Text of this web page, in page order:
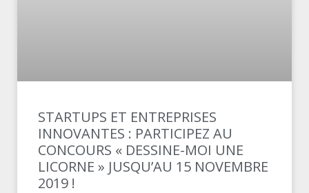
STARTUPS ET ENTREPRISES
INNOVANTES : PARTICIPEZ AU
CONCOURS « DESSINE-MOI UNE
LICORNE » JUSQU’AU 15 NOVEMBRE
2019 !